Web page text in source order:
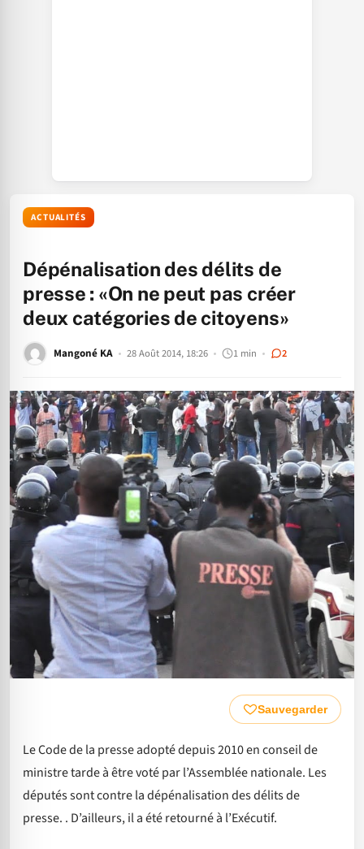
ACTUALITÉS
Dépénalisation des délits de
presse : «On ne peut pas créer
deux catégories de citoyens»
Mangoné KA 28 Août 2014, 18:26 1 min 2
Sauvegarder
Le Code de la presse adopté depuis 2010 en conseil de
ministre tarde à être voté par l’Assemblée nationale. Les
députés sont contre la dépénalisation des délits de
presse. . D’ailleurs, il a été retourné à l’Exécutif.